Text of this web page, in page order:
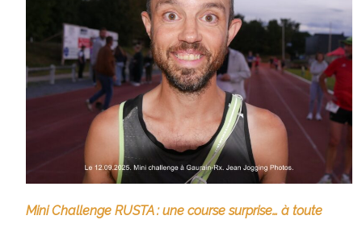
Mini Challenge RUSTA : une course surprise… à toute